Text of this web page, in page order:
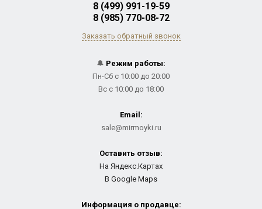
8 (499) 991-19-59
8 (985) 770-08-72
Заказать обратный звонок
🔔 Режим работы:
Пн-Сб с 10:00 до 20:00
Вс с 10:00 до 18:00
Email:
sale@mirmoyki.ru
Оставить отзыв:
На Яндекс.Картах
В Google Maps
Информация о продавце: